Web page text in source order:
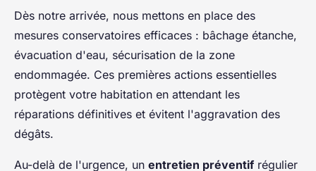
Dès notre arrivée, nous mettons en place des
mesures conservatoires efficaces : bâchage étanche,
évacuation d'eau, sécurisation de la zone
endommagée. Ces premières actions essentielles
protègent votre habitation en attendant les
réparations définitives et évitent l'aggravation des
dégâts.
Au-delà de l'urgence, un entretien préventif régulier